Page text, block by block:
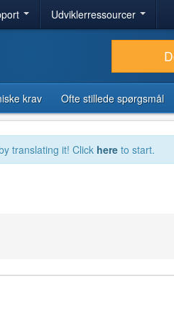
Udviklerressourcer
krav Ofte stillede spørgsmål
translating it! Click here to start.